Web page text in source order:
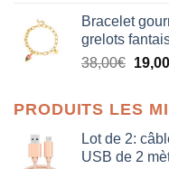
initial
était :
Bracelet
grelots
38,00€ Le
était :
19,00
PRODUITS LES
Lot de 2:
USB de 2